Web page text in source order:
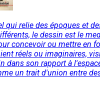
qui relie des époques et
le dessin est le
concevoir ou mettre en
réels ou imaginaires,
dans son rapport à
un trait d'union entre